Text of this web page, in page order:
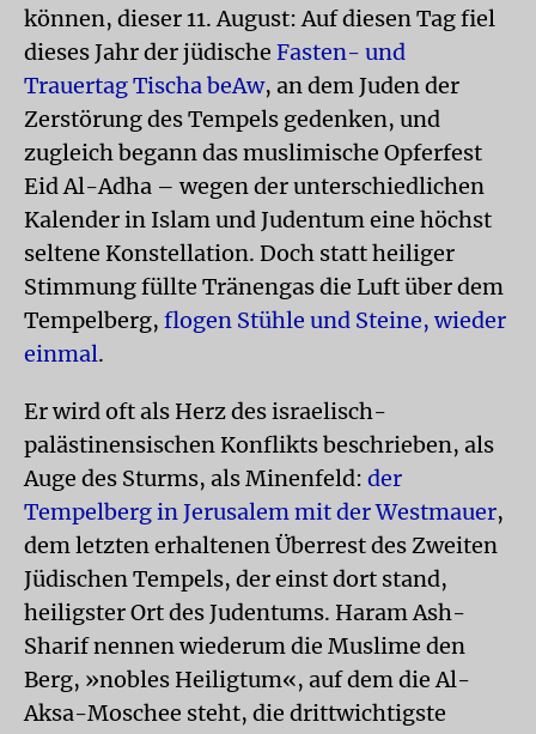
können, dieser 11. August: Auf diesen Tag fiel
dieses Jahr der jüdische Fasten- und
Trauertag Tischa beAw, an dem Juden der
Zerstörung des Tempels gedenken, und
zugleich begann das muslimische Opferfest
Eid Al-Adha – wegen der unterschiedlichen
Kalender in Islam und Judentum eine höchst
seltene Konstellation. Doch statt heiliger
Stimmung füllte Tränengas die Luft über dem
Tempelberg, flogen Stühle und Steine, wieder
einmal.
Er wird oft als Herz des israelisch-
palästinensischen Konflikts beschrieben, als
Auge des Sturms, als Minenfeld: der
Tempelberg in Jerusalem mit der Westmauer,
dem letzten erhaltenen Überrest des Zweiten
Jüdischen Tempels, der einst dort stand,
heiligster Ort des Judentums. Haram Ash-
Sharif nennen wiederum die Muslime den
Berg, »nobles Heiligtum«, auf dem die Al-
Aksa-Moschee steht, die drittwichtigste